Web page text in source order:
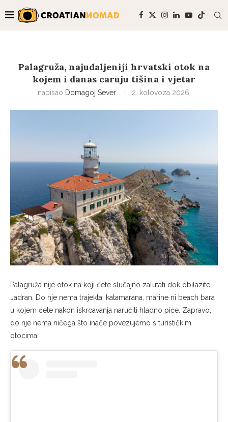
Palagruža, najudaljeniji hrvatski otok na
kojem i danas caruju tišina i vjetar
napisao Domagoj Sever 2. kolovoza 2026.
Palagruža nije otok na koji ćete slučajno zalutati dok obilazite
Jadran. Do nje nema trajekta, katamarana, marine ni beach bara
u kojem ćete nakon iskrcavanja naručiti hladno piće. Zapravo,
do nje nema ničega što inače povezujemo s turističkim
otocima.